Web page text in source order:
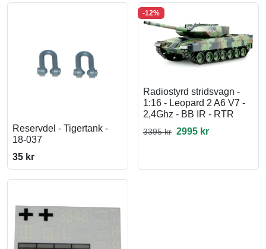
Reservdel - Tigertank -
18-037
35 kr
-12%
Radiostyrd stridsvagn -
1:16 - Leopard 2 A6 V7 -
2,4Ghz - BB IR - RTR
3395 kr 2995 kr